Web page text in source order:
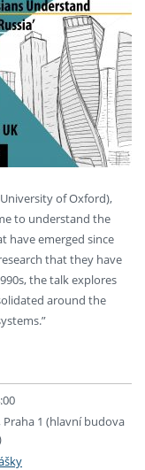
of Oxford),
to understand the
have emerged since
that they have
the talk explores
around the
Praha 1 (hlavní budova